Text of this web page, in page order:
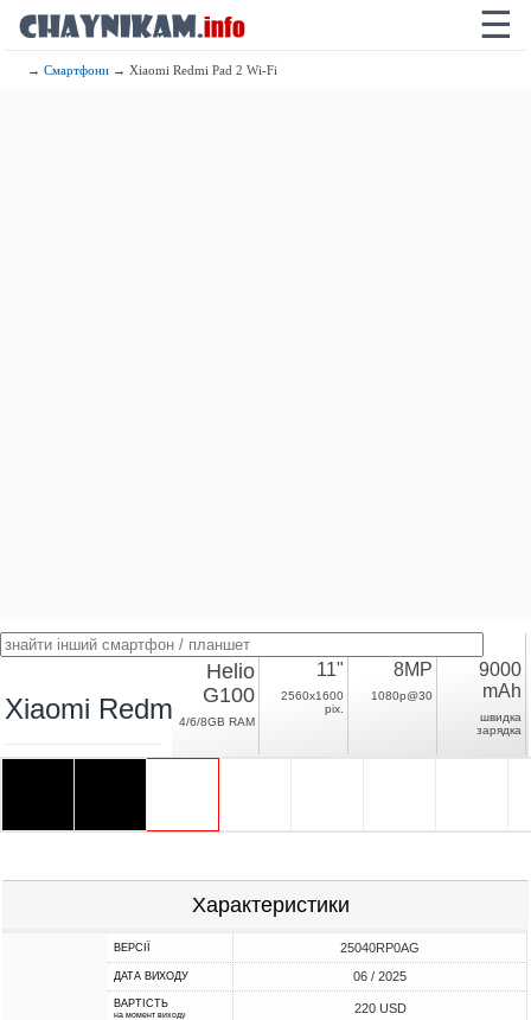
☰
→Смартфони → Xiaomi Redmi Pad 2 Wi-Fi
Xiaomi Redmi Pad 2 Wi-Fi
Helio
G100
4/6/8GB RAM
11"
2560x1600
pix.
8MP
1080p@30
9000
mAh
швидка
зарядка
Характеристики
ВЕРСІЇ 25040RP0AG
ДАТА ВИХОДУ 06 / 2025
ВАРТІСТЬ
на момент виходу 220 USD